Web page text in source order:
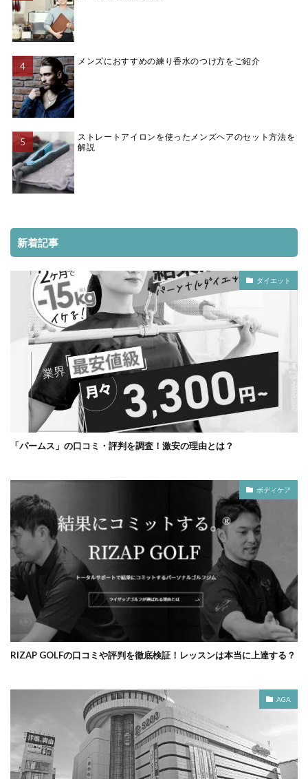
メンズにおすすめの練り香水のつけ方をご紹介
ストレートアイロンを使ったメンズヘアのセット方法を
解説
新着記事
ダイエット
「パームス」の口コミ・評判を調査！激安の理由とは？
ボディケア
RIZAP GOLFの口コミや評判を徹底検証！レッスンは本当に上達する？
AGA